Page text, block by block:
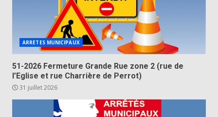
ARRETES MUNICIPAUX
51-2026 Fermeture Grande Rue zone 2 (rue de
l’Eglise et rue Charrière de Perrot)
31 juillet 2026